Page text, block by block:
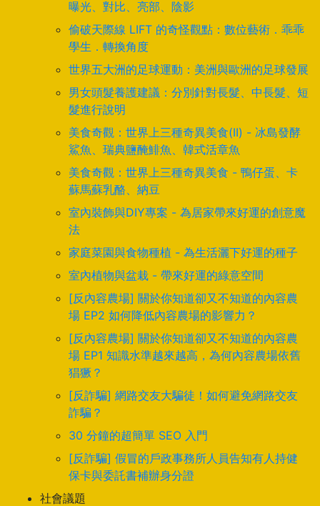
曝光、對比、亮部、陰影
偷破天際線 LIFT 的奇怪觀點：數位藝術．乖乖
學生．轉換角度
世界五大洲的足球運動：美洲與歐洲的足球發展
男女頭髮養護建議：分別針對長髮、中長髮、短
髮進行說明
美食奇觀：世界上三種奇異美食(II) - 冰島發酵
鯊魚、瑞典鹽醃鯡魚、韓式活章魚
美食奇觀：世界上三種奇異美食 - 鴨仔蛋、卡
蘇馬蘇乳酪、納豆
室內裝飾與DIY專案 - 為居家帶來好運的創意魔
法
家庭菜園與食物種植 - 為生活灑下好運的種子
室內植物與盆栽 - 帶來好運的綠意空間
[反內容農場] 關於你知道卻又不知道的內容農
場 EP2 如何降低內容農場的影響力？
[反內容農場] 關於你知道卻又不知道的內容農
場 EP1 知識水準越來越高，為何內容農場依舊
猖獗？
[反詐騙] 網路交友大騙徒！如何避免網路交友
詐騙？
30 分鐘的超簡單 SEO 入門
[反詐騙] 假冒的戶政事務所人員告知有人持健
保卡與委託書補辦身分證
社會議題